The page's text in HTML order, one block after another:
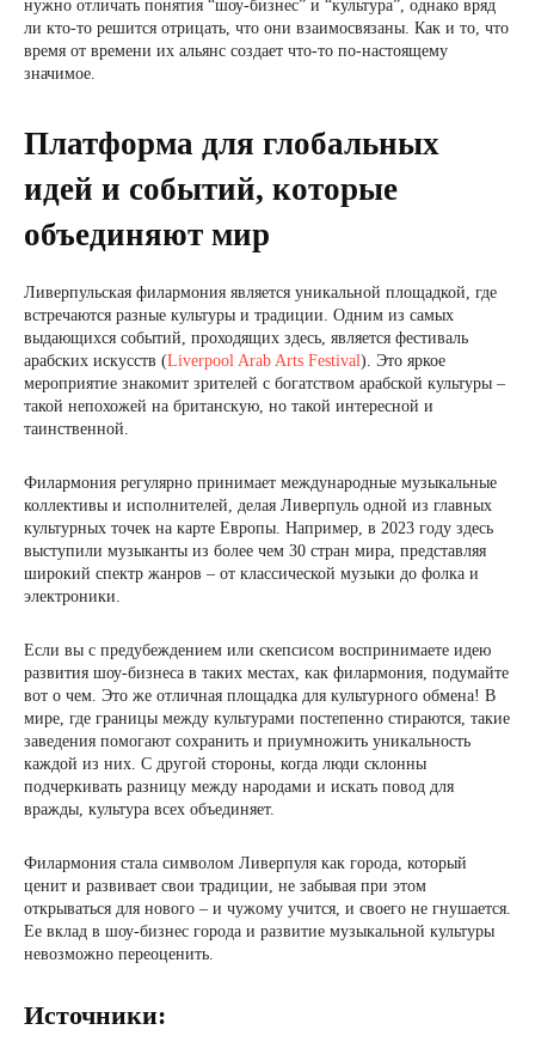
нужно отличать понятия “шоу-бизнес” и “культура”, однако вряд
ли кто-то решится отрицать, что они взаимосвязаны. Как и то, что
время от времени их альянс создает что-то по-настоящему
значимое.
Платформа для глобальных
идей и событий, которые
объединяют мир
Ливерпульская филармония является уникальной площадкой, где
встречаются разные культуры и традиции. Одним из самых
выдающихся событий, проходящих здесь, является фестиваль
арабских искусств (Liverpool Arab Arts Festival). Это яркое
мероприятие знакомит зрителей с богатством арабской культуры –
такой непохожей на британскую, но такой интересной и
таинственной.
Филармония регулярно принимает международные музыкальные
коллективы и исполнителей, делая Ливерпуль одной из главных
культурных точек на карте Европы. Например, в 2023 году здесь
выступили музыканты из более чем 30 стран мира, представляя
широкий спектр жанров – от классической музыки до фолка и
электроники.
Если вы с предубеждением или скепсисом воспринимаете идею
развития шоу-бизнеса в таких местах, как филармония, подумайте
вот о чем. Это же отличная площадка для культурного обмена! В
мире, где границы между культурами постепенно стираются, такие
заведения помогают сохранить и приумножить уникальность
каждой из них. С другой стороны, когда люди склонны
подчеркивать разницу между народами и искать повод для
вражды, культура всех объединяет.
Филармония стала символом Ливерпуля как города, который
ценит и развивает свои традиции, не забывая при этом
открываться для нового – и чужому учится, и своего не гнушается.
Ее вклад в шоу-бизнес города и развитие музыкальной культуры
невозможно переоценить.
Источники: